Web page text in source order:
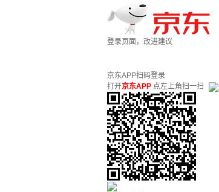
登录页面，改进建议
京东APP扫码登录
打开京东APP 点左上角扫一扫